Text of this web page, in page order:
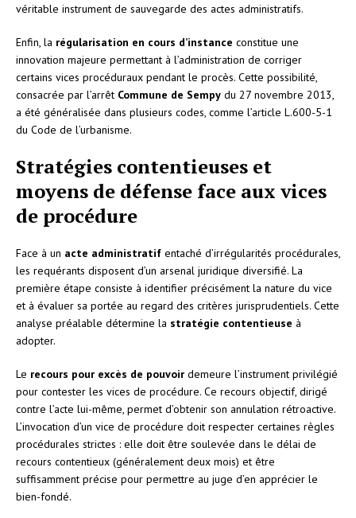
véritable instrument de sauvegarde des actes administratifs.
Enfin, la régularisation en cours d’instance constitue une
innovation majeure permettant à l’administration de corriger
certains vices procéduraux pendant le procès. Cette possibilité,
consacrée par l’arrêt Commune de Sempy du 27 novembre 2013,
a été généralisée dans plusieurs codes, comme l’article L.600-5-1
du Code de l’urbanisme.
Stratégies contentieuses et
moyens de défense face aux vices
de procédure
Face à un acte administratif entaché d’irrégularités procédurales,
les requérants disposent d’un arsenal juridique diversifié. La
première étape consiste à identifier précisément la nature du vice
et à évaluer sa portée au regard des critères jurisprudentiels. Cette
analyse préalable détermine la stratégie contentieuse à
adopter.
Le recours pour excès de pouvoir demeure l’instrument privilégié
pour contester les vices de procédure. Ce recours objectif, dirigé
contre l’acte lui-même, permet d’obtenir son annulation rétroactive.
L’invocation d’un vice de procédure doit respecter certaines règles
procédurales strictes : elle doit être soulevée dans le délai de
recours contentieux (généralement deux mois) et être
suffisamment précise pour permettre au juge d’en apprécier le
bien-fondé.